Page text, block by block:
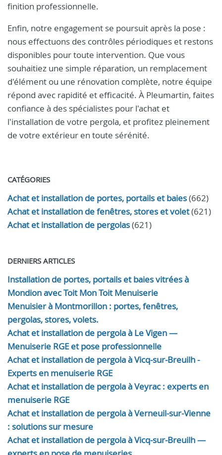
finition professionnelle.
Enfin, notre engagement se poursuit après la pose :
nous effectuons des contrôles périodiques et restons
disponibles pour toute intervention. Que vous
souhaitiez une simple réparation, un remplacement
d'élément ou une rénovation complète, notre équipe
répond avec rapidité et efficacité. À Pleumartin, faites
confiance à des spécialistes pour l'achat et
l'installation de votre pergola, et profitez pleinement
de votre extérieur en toute sérénité.
CATÉGORIES
Achat et installation de portes, portails et baies(662)
Achat et installation de fenêtres, stores et volet(621)
Achat et installation de pergolas(621)
DERNIERS ARTICLES
Installation de portes, portails et baies vitrées à
Mondion avec Toit Mon Toit Menuiserie
Menuisier à Montmorillon : portes, fenêtres,
pergolas, stores, volets.
Achat et installation de pergola à Le Vigen —
Menuiserie RGE et pose professionnelle
Achat et installation de pergola à Vicq-sur-Breuilh -
Experts en menuiserie RGE
Achat et installation de pergola à Veyrac : experts en
menuiserie RGE
Achat et installation de pergola à Verneuil-sur-Vienne
: solutions sur mesure
Achat et installation de pergola à Vicq-sur-Breuilh —